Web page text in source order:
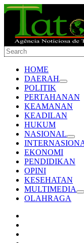
HOME
DAERAH
POLITIK
PERTAHANAN
KEAMANAN
KEADILAN
HUKUM
NASIONAL
EKONOMI
PENDIDIKAN
OPINI
KESEHATAN
MULTIMEDIA
OLAHRAGA